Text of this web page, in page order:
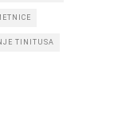
TINITUSA